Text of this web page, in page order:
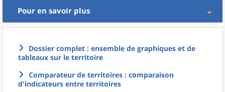
Pour en savoir plus
Dossier complet : ensemble de graphiques et de
tableaux sur le territoire
Comparateur de territoires : comparaison
d'indicateurs entre territoires